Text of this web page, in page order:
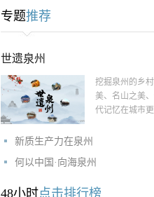
紧打
专题推荐
世遗泉州
挖掘泉州的乡
美、名山之美
代记忆在城市
新质生产力在泉州
何以中国·向海泉州
48小时点击排行榜